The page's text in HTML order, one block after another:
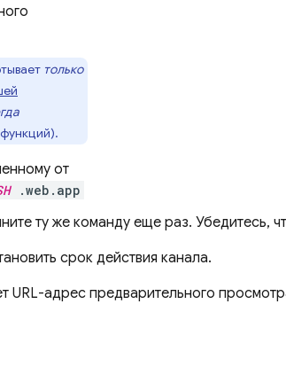
только
от
.web.app
ту же команду еще раз. Убедитесь,
срок действия канала.
адрес предварительного